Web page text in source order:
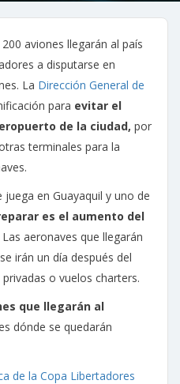
aviones llegarán al país
a disputarse en
La Dirección General de
para evitar el
de la ciudad, por
terminales para la
en Guayaquil y uno de
es el aumento del
Las aeronaves que llegarán
irán un día después del
o vuelos charters.
que llegarán al
dónde se quedarán
de la Copa Libertadores